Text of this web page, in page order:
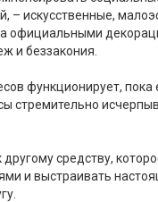
– искусственные,
официальными
и беззакония.
функционирует,
стремительно
средству,
и выстраивать